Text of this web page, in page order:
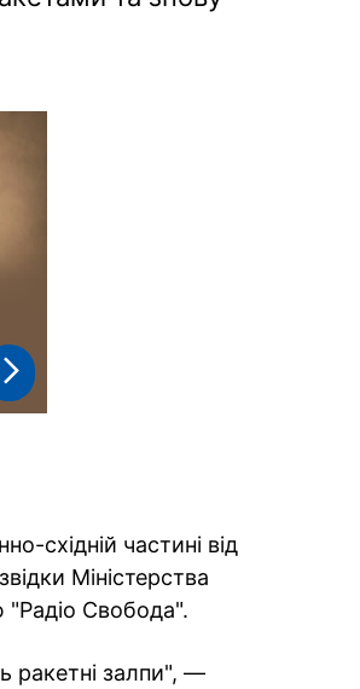
східній частині від
Міністерства
"Радіо Свобода".
ракетні залпи", —